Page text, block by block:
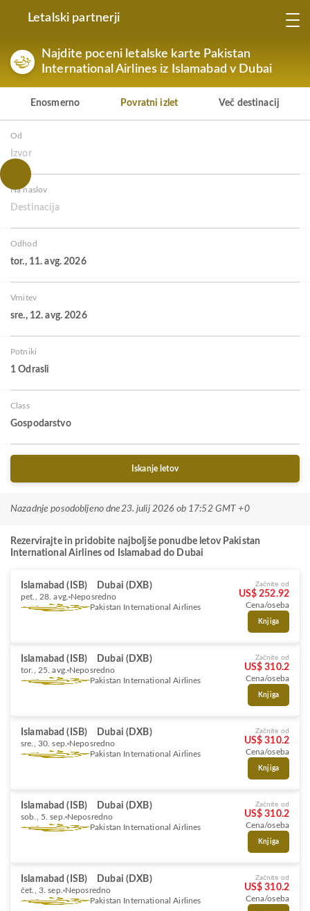
Letalski partnerji
Najdite poceni letalske karte Pakistan
International Airlines iz Islamabad v Dubai
Enosmerno Povratni izlet Več destinacij
Od
Izvor
Na naslov
Destinacija
Odhod
tor., 11. avg. 2026
Vrnitev
sre., 12. avg. 2026
Potniki
1 Odrasli
Class
Gospodarstvo
Iskanje letov
Nazadnje posodobljeno dne23. julij 2026 ob 17:52 GMT +0
Rezervirajte in pridobite najboljše ponudbe letov Pakistan
International Airlines od Islamabad do Dubai
Islamabad (ISB) Dubai (DXB)
pet., 28. avg. Neposredno
Pakistan International Airlines
Začnite od
US$ 252.92
Cena/oseba
Knjiga
Islamabad (ISB) Dubai (DXB)
tor., 25. avg. Neposredno
Pakistan International Airlines
Začnite od
US$ 310.2
Cena/oseba
Knjiga
Islamabad (ISB) Dubai (DXB)
sre., 30. sep. Neposredno
Pakistan International Airlines
Začnite od
US$ 310.2
Cena/oseba
Knjiga
Islamabad (ISB) Dubai (DXB)
sob., 5. sep. Neposredno
Pakistan International Airlines
Začnite od
US$ 310.2
Cena/oseba
Knjiga
Islamabad (ISB) Dubai (DXB)
čet., 3. sep. Neposredno
Pakistan International Airlines
Začnite od
US$ 310.2
Cena/oseba